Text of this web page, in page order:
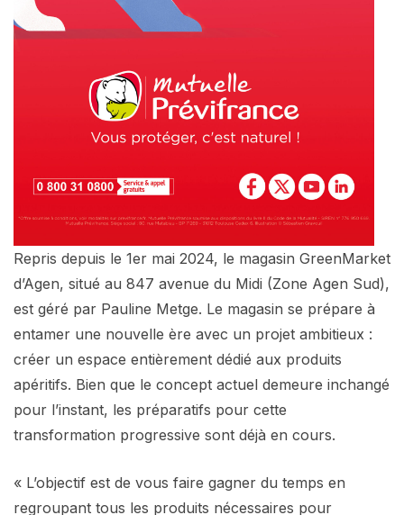
Repris depuis le 1er mai 2024, le magasin GreenMarket
d’Agen, situé au 847 avenue du Midi (Zone Agen Sud),
est géré par Pauline Metge. Le magasin se prépare à
entamer une nouvelle ère avec un projet ambitieux :
créer un espace entièrement dédié aux produits
apéritifs. Bien que le concept actuel demeure inchangé
pour l’instant, les préparatifs pour cette
transformation progressive sont déjà en cours.
« L’objectif est de vous faire gagner du temps en
regroupant tous les produits nécessaires pour